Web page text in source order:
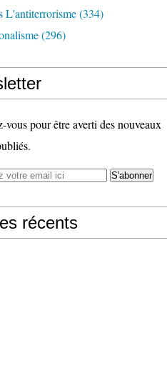
L'antiterrorisme(334)
(296)
vous pour être averti des nouveaux
récents